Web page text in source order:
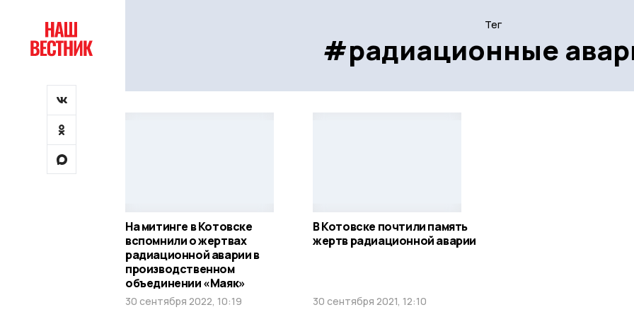
Тег
#радиационные
На митинге в Котовске
вспомнили о жертвах
радиационной аварии в
производственном
объединении «Маяк»
30 сентября 2022, 10:19
В Котовске почтили память
жертв радиационной аварии
30 сентября 2021, 12:10